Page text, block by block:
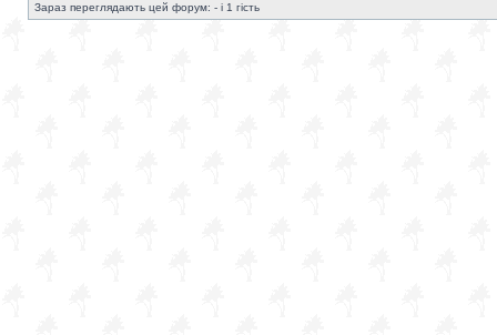
Зараз переглядають цей форум: - і 1 гість